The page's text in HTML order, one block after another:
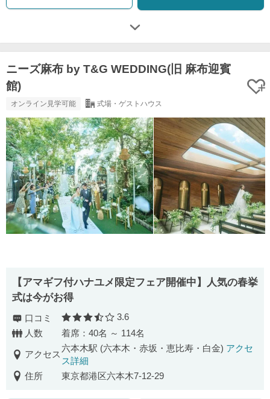
ニーズ麻布 by T&G WEDDING(旧 麻布迎賓
館)
オンライン見学可能 式場・ゲストハウス
【アマギフ付ハナユメ限定フェア開催中】人気の春挙
式は今がお得
口コミ 口コミ評価
3.6
人数
着席：40名 ～ 114名
アクセス
六本木駅 (六本木・赤坂・恵比寿・白金) アクセ
ス詳細
住所
東京都港区六本木7-12-29